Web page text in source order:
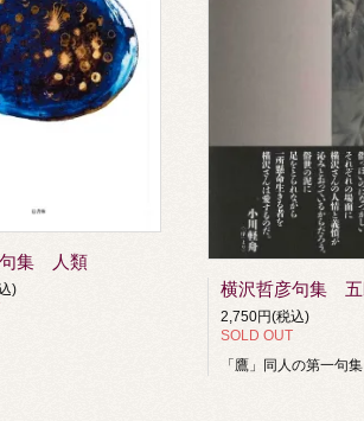
集 人類
)
2,750円(税込)
SOLD OUT
「鷹」同人の第一句集